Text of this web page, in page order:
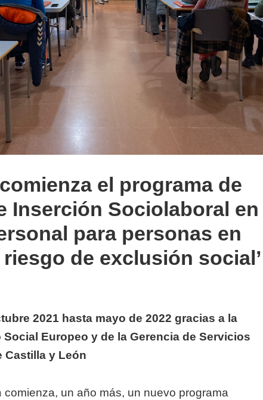
el programa de
Inserción Sociolaboral en
para personas en
de exclusión social’
2021 hasta mayo de 2022 gracias a la
Europeo y de la Gerencia de Servicios
Castilla y León
comienza, un año más, un nuevo programa